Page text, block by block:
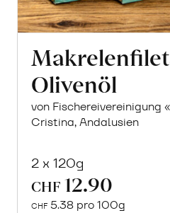
Olivenöl
von Fischereivereinigung
Cristina, Andalusien
2 x 120g
CHF 12.90
CHF 5.38 pro 100g